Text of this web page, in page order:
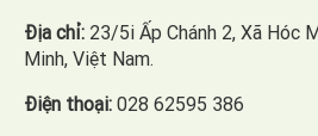
Địa chỉ: 23/5i Ấp Chánh 2, Xã Hóc
Minh, Việt Nam.
Điện thoại: 028 62595 386